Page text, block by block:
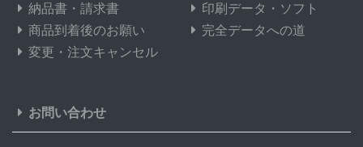
納品書・請求書
商品到着後のお願い
変更・注文キャンセル
印刷データ・ソフト
完全データへの道
お問い合わせ